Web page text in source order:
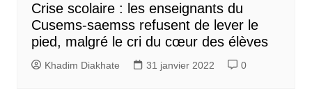
Crise scolaire : les enseignants du
Cusems-saemss refusent de lever le
pied, malgré le cri du cœur des élèves
Khadim Diakhate 31 janvier 2022 0